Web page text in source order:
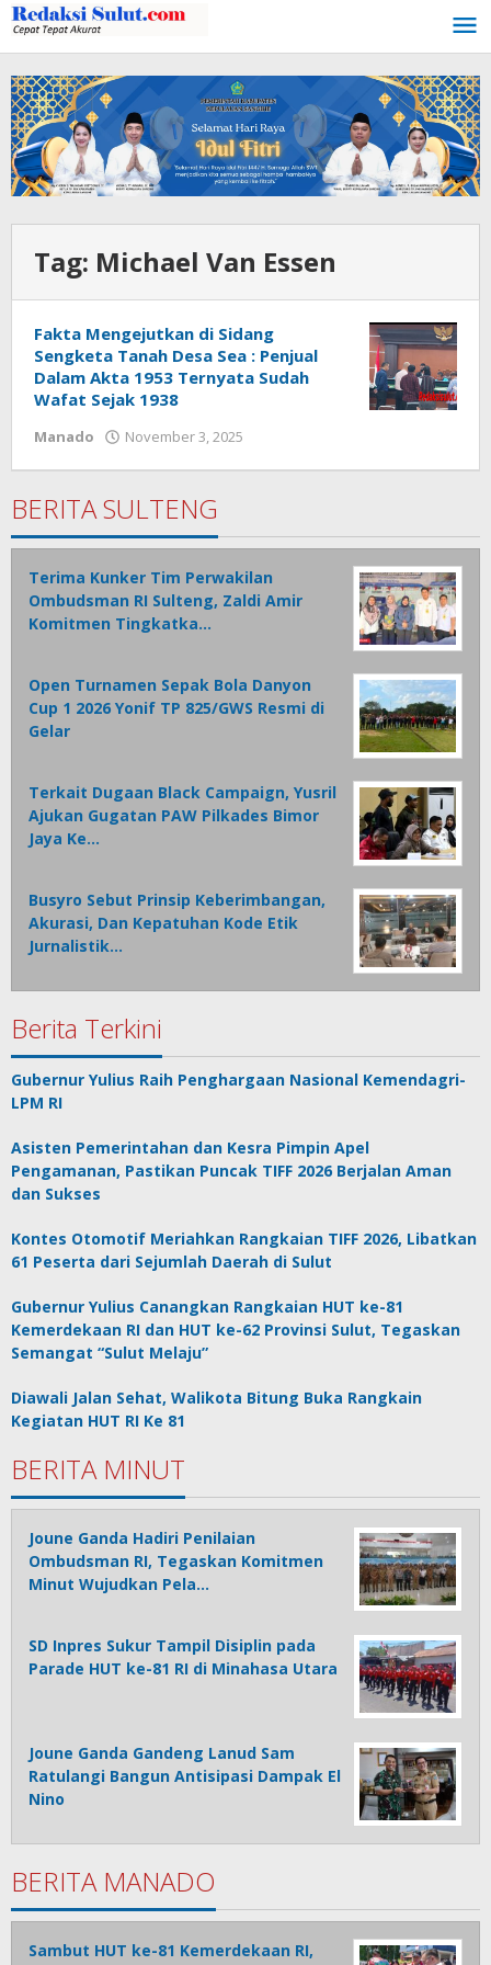
Lewati
ke
konten
Tag: Michael Van Essen
Fakta Mengejutkan di Sidang
Sengketa Tanah Desa Sea : Penjual
Dalam Akta 1953 Ternyata Sudah
Wafat Sejak 1938
Manado November 3, 2025
BERITA SULTENG
Terima Kunker Tim Perwakilan
Ombudsman RI Sulteng, Zaldi Amir
Komitmen Tingkatka…
Open Turnamen Sepak Bola Danyon
Cup 1 2026 Yonif TP 825/GWS Resmi di
Gelar
Terkait Dugaan Black Campaign, Yusril
Ajukan Gugatan PAW Pilkades Bimor
Jaya Ke…
Busyro Sebut Prinsip Keberimbangan,
Akurasi, Dan Kepatuhan Kode Etik
Jurnalistik…
Berita Terkini
Gubernur Yulius Raih Penghargaan Nasional Kemendagri-
LPM RI
Asisten Pemerintahan dan Kesra Pimpin Apel
Pengamanan, Pastikan Puncak TIFF 2026 Berjalan Aman
dan Sukses
Kontes Otomotif Meriahkan Rangkaian TIFF 2026, Libatkan
61 Peserta dari Sejumlah Daerah di Sulut
Gubernur Yulius Canangkan Rangkaian HUT ke-81
Kemerdekaan RI dan HUT ke-62 Provinsi Sulut, Tegaskan
Semangat “Sulut Melaju”
Diawali Jalan Sehat, Walikota Bitung Buka Rangkain
Kegiatan HUT RI Ke 81
BERITA MINUT
Joune Ganda Hadiri Penilaian
Ombudsman RI, Tegaskan Komitmen
Minut Wujudkan Pela…
SD Inpres Sukur Tampil Disiplin pada
Parade HUT ke-81 RI di Minahasa Utara
Joune Ganda Gandeng Lanud Sam
Ratulangi Bangun Antisipasi Dampak El
Nino
BERITA MANADO
Sambut HUT ke-81 Kemerdekaan RI,